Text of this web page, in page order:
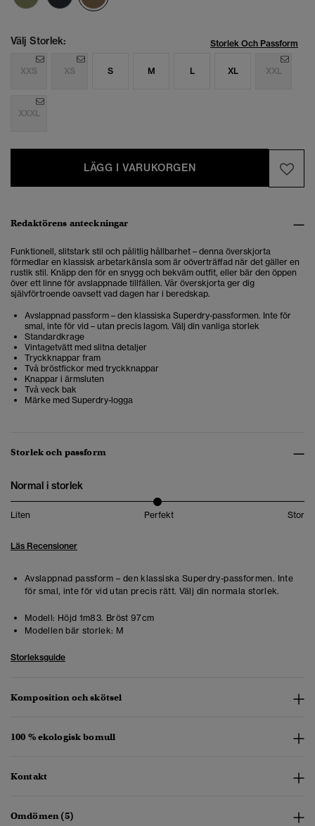
Välj Storlek: Storlek Och Passform
XXS XS S M L XL XXL
XXXL
LÄGG I VARUKORGEN
Redaktörens anteckningar
Funktionell, slitstark stil och pålitlig hållbarhet – denna överskjorta
förmedlar en klassisk arbetarkänsla som är oöverträffad när det gäller en
rustik stil. Knäpp den för en snygg och bekväm outfit, eller bär den öppen
över ett linne för avslappnade tillfällen. Vår överskjorta ger dig
självförtroende oavsett vad dagen har i beredskap.
Avslappnad passform – den klassiska Superdry-passformen. Inte för
smal, inte för vid – utan precis lagom. Välj din vanliga storlek
Standardkrage
Vintagetvätt med slitna detaljer
Tryckknappar fram
Två bröstfickor med tryckknappar
Knappar i ärmsluten
Två veck bak
Märke med Superdry-logga
Storlek och passform
Normal i storlek
Liten Perfekt Stor
Läs Recensioner
Avslappnad passform – den klassiska Superdry-passformen. Inte
för smal, inte för vid utan precis rätt. Välj din normala storlek.
Modell: Höjd 1m83. Bröst 97cm
Modellen bär storlek: M
Storleksguide
Komposition och skötsel
100 % ekologisk bomull
Kontakt
Omdömen (5)